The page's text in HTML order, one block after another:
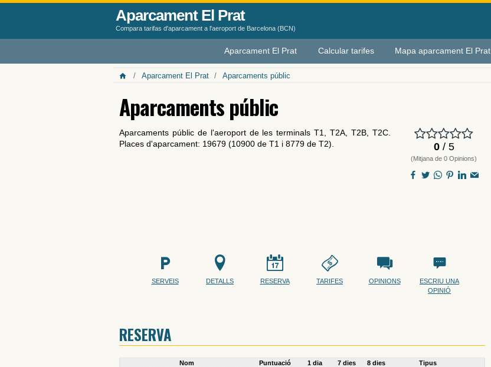
Aparcament El Prat
Compara tarifas d'aparcament a l'aeroport de Barcelona (BCN)
Aparcament El Prat Calcular tarifes Mapa aparcament El Prat
Aparcament El Prat Aparcaments públic
Aparcaments públic
Aparcaments públic de l'aeroport de les terminals T1, T2A, T2B, T2C.
Places d'aparcament: 19679 (10900 de T1 i 8779 de T2).
0/ 5
(Mitjana de 0 Opinions)
SERVEIS DETALLS RESERVA TARIFES OPINIONS
ESCRIU UNA
OPINIÓ
RESERVA
Nom Puntuació 1 dia 7 dies 8 dies Tipus